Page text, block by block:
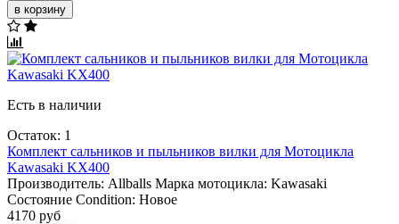
в корзину
Есть в наличии
Остаток: 1
Комплект сальников и пыльников вилки для Мотоцикла
Kawasaki KX400
Производитель: Allballs Марка мотоцикла: Kawasaki
Состояние Condition: Новое
4170 руб